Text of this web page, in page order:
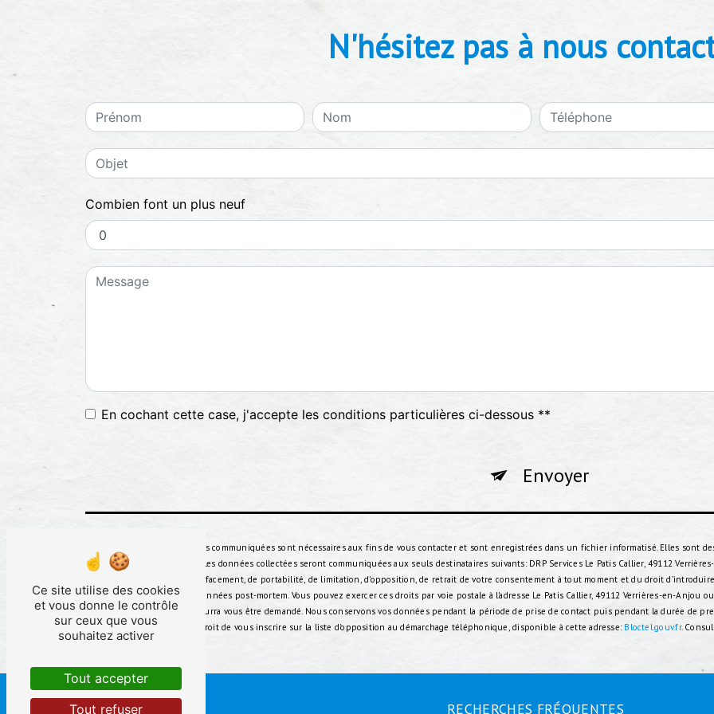
N'hésitez pas à nous
Combien font un plus neuf
En cochant cette case, j'accepte les conditions particulières ci-dessous **
Envoyer
** Les données personnelles communiquées sont nécessaires aux fins de vous contacter et sont enregistrées dans un fichier informatisé. Elles sont
répondre à votre message. Les données collectées seront communiquées aux seuls destinataires suivants: DRP Services Le Patis Callier, 49112
d’accès, de rectification, d’effacement, de portabilité, de limitation, d’opposition, de retrait de votre consentement à tout moment et du droit
d’organiser le sort de vos données post-mortem. Vous pouvez exercer ces droits par voie postale à l'adresse Le Patis Callier, 49112 Verrières-en-Anjou
Un justificatif d'identité pourra vous être demandé. Nous conservons vos données pendant la période de prise de contact puis pendant la durée de
contentieux. Vous avez le droit de vous inscrire sur la liste d'opposition au démarchage téléphonique, disponible à cette adresse:
Bloctel.gouv.fr.
RECHERCHES FRÉQUENTES
Ce site utilise des cookies
et vous donne le contrôle
sur ceux que vous
souhaitez activer
Tout accepter
Tout refuser